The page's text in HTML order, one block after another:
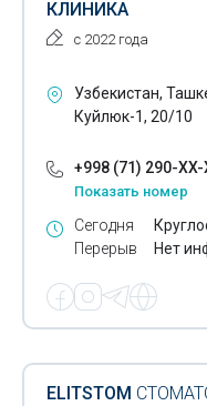
КЛИНИКА
с 2022 года
Узбекистан,
Куйлюк-1, 20/10
+998 (71) 290-XX-
Показать номер
Сегодня
Перерыв
Нет
ELITSTOM